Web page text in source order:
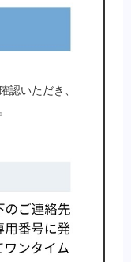
認いただき、